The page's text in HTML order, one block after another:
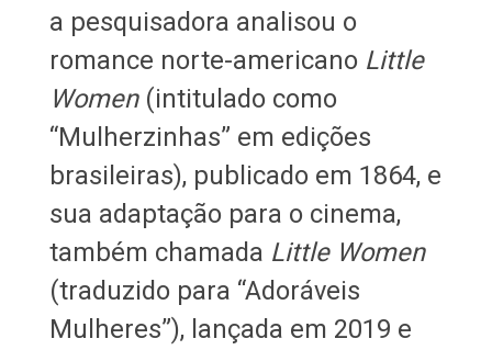
a pesquisadora analisou o
romance norte-americano Little
Women(intitulado como
“Mulherzinhas” em edições
brasileiras), publicado em 1864, e
sua adaptação para o cinema,
também chamada Little Women
(traduzido para “Adoráveis
Mulheres”), lançada em 2019 e